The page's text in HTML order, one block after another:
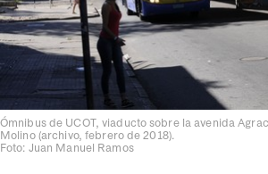
Ómnibus de UCOT, viaducto sobre la avenida
Molino (archivo, febrero de 2018).
Foto: Juan Manuel Ramos